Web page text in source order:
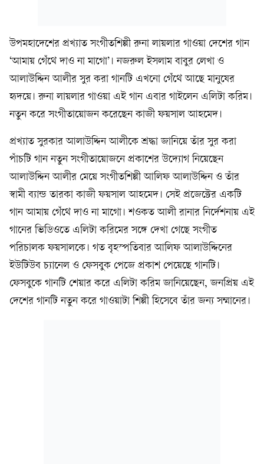
উপমহাদেশের প্রখ্যাত সংগীতশিল্পী রুনা লায়লার গাওয়া দেশের গান
‘আমায় গেঁথে দাও না মাগো’। নজরুল ইসলাম বাবুর লেখা ও
আলাউদ্দিন আলীর সুর করা গানটি এখনো গেঁথে আছে মানুষের
হৃদয়ে। রুনা লায়লার গাওয়া এই গান এবার গাইলেন এলিটা করিম।
নতুন করে সংগীতায়োজন করেছেন কাজী ফয়সাল আহমেদ।
প্রখ্যাত সুরকার আলাউদ্দিন আলীকে শ্রদ্ধা জানিয়ে তাঁর সুর করা
পাঁচটি গান নতুন সংগীতায়োজনে প্রকাশের উদ্যোগ নিয়েছেন
আলাউদ্দিন আলীর মেয়ে সংগীতশিল্পী আলিফ আলাউদ্দিন ও তাঁর
স্বামী ব্যান্ড তারকা কাজী ফয়সাল আহমেদ। সেই প্রজেক্টের একটি
গান আমায় গেঁথে দাও না মাগো। শওকত আলী রানার নির্দেশনায় এই
গানের ভিডিওতে এলিটা করিমের সঙ্গে দেখা গেছে সংগীত
পরিচালক ফয়সালকে। গত বৃহস্পতিবার আলিফ আলাউদ্দিনের
ইউটিউব চ্যানেল ও ফেসবুক পেজে প্রকাশ পেয়েছে গানটি।
ফেসবুকে গানটি শেয়ার করে এলিটা করিম জানিয়েছেন, জনপ্রিয় এই
দেশের গানটি নতুন করে গাওয়াটা শিল্পী হিসেবে তাঁর জন্য সম্মানের।